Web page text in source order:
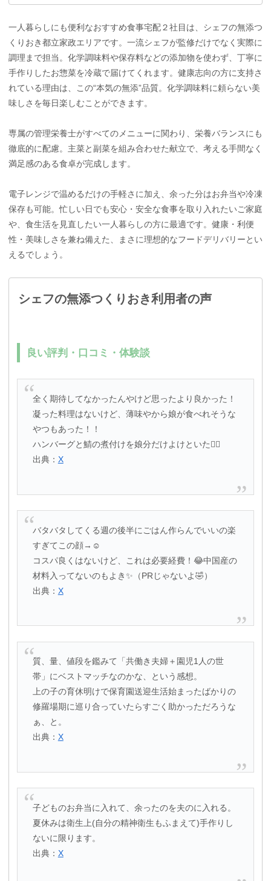
一人暮らしにも便利なおすすめ食事宅配２社目は、シェフの無添つ
くりおき都立家政エリアです。一流シェフが監修だけでなく実際に
調理まで担当。化学調味料や保存料などの添加物を使わず、丁寧に
手作りしたお惣菜を冷蔵で届けてくれます。健康志向の方に支持さ
れている理由は、この“本気の無添”品質。化学調味料に頼らない美
味しさを毎日楽しむことができます。
専属の管理栄養士がすべてのメニューに関わり、栄養バランスにも
徹底的に配慮。主菜と副菜を組み合わせた献立で、考える手間なく
満足感のある食卓が完成します。
電子レンジで温めるだけの手軽さに加え、余った分はお弁当や冷凍
保存も可能。忙しい日でも安心・安全な食事を取り入れたいご家庭
や、食生活を見直したい一人暮らしの方に最適です。健康・利便
性・美味しさを兼ね備えた、まさに理想的なフードデリバリーとい
えるでしょう。
シェフの無添つくりおき利用者の声
良い評判・口コミ・体験談
全く期待してなかったんやけど思ったより良かった！
凝った料理はないけど、薄味やから娘が食べれそうな
やつもあった！！
ハンバーグと鯖の煮付けを娘分だけよけといた🙂‍↕️
出典： X
バタバタしてくる週の後半にごはん作らんでいいの楽
すぎてこの顔→☺️
コスパ良くはないけど、これは必要経費！😂中国産の
材料入ってないのもよき✨（PRじゃないよ🤣）
出典： X
質、量、値段を鑑みて「共働き夫婦＋園児1人の世
帯」にベストマッチなのかな、という感想。
上の子の育休明けで保育園送迎生活始まったばかりの
修羅場期に巡り合っていたらすごく助かっただろうな
ぁ、と。
出典： X
子どものお弁当に入れて、余ったのを夫のに入れる。
夏休みは衛生上(自分の精神衛生もふまえて)手作りし
ないに限ります。
出典： X